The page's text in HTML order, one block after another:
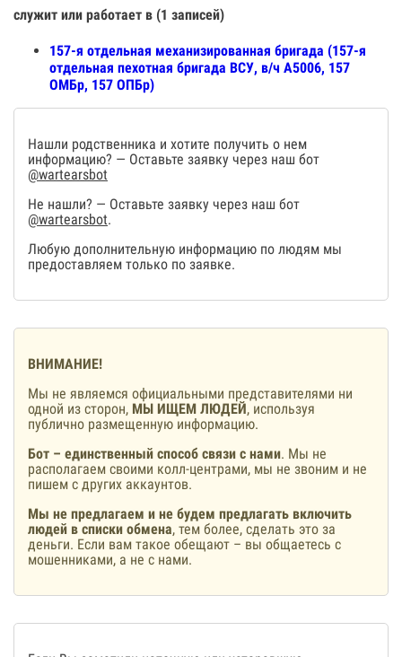
служит или работает в (1 записей)
157-я отдельная механизированная бригада (157-я
отдельная пехотная бригада ВСУ, в/ч А5006, 157
ОМБр, 157 ОПБр)
Нашли родственника и хотите получить о нем
информацию? — Оставьте заявку через наш бот
@wartearsbot
Не нашли? — Оставьте заявку через наш бот
@wartearsbot.
Любую дополнительную информацию по людям мы
предоставляем только по заявке.
ВНИМАНИЕ!
Мы не являемся официальными представителями ни
одной из сторон, МЫ ИЩЕМ ЛЮДЕЙ, используя
публично размещенную информацию.
Бот – единственный способ связи с нами. Мы не
располагаем своими колл-центрами, мы не звоним и не
пишем с других аккаунтов.
Мы не предлагаем и не будем предлагать включить
людей в списки обмена, тем более, сделать это за
деньги. Если вам такое обещают – вы общаетесь с
мошенниками, а не с нами.